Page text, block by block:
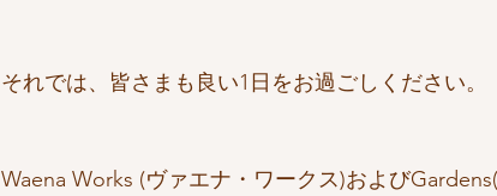
それでは、皆さまも良い1日をお過ごしください。
Waena Works (ヴァエナ・ワークス)および